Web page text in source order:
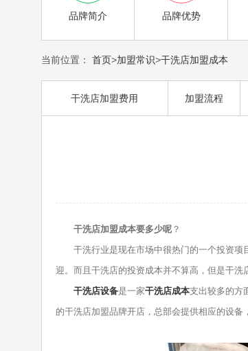
品牌简介 品牌优势
当前位置： 首页>加盟常识>干洗店加盟成本
干洗店加盟费用 加盟流程
干洗店加盟成本要多少呢？
干洗行业是现在市场中很热门的一个投资项
迎。而且干洗店的投资成本并不算高，但是干
干洗店设备是一家干洗店成本支出较多的方
的干洗店加盟品牌开店，总部会提供相应的设备